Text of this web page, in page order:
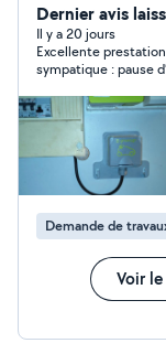
prise. - Travaux sur tableau électrique - Ajout d une prise
renforcée pour
luminaire ou
courant faible : -
Centrale d
Générateur de
première
minimum d
pour vous, 1
Dernier avis
Il y a 20 jours
Excellente prestation je recommande Corentin tres
sympatique : pause d’ un ventilateur de plafond remise en
plafonnier.
Demande de
Voir